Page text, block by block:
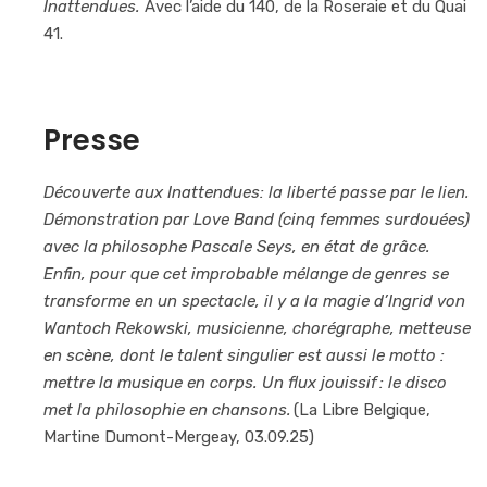
Inattendues. Avec l’aide du 140, de la Roseraie et du Quai
41.
Presse
Découverte aux Inattendues: la liberté passe par le lien.
Démonstration par Love Band (cinq femmes surdouées)
avec la philosophe Pascale Seys, en état de grâce.
Enfin, pour que cet improbable mélange de genres se
transforme en un spectacle, il y a la magie d’Ingrid von
Wantoch Rekowski, musicienne, chorégraphe, metteuse
en scène, dont le talent singulier est aussi le motto :
mettre la musique en corps. Un flux jouissif : le disco
met la philosophie en chansons. (La Libre Belgique,
Martine Dumont-Mergeay, 03.09.25)